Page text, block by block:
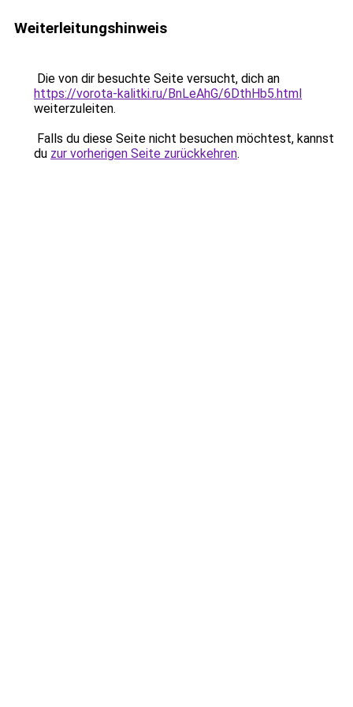
Weiterleitungshinweis
Die von dir besuchte Seite versucht, dich an
https://vorota-kalitki.ru/BnLeAhG/6DthHb5.html
weiterzuleiten.
Falls du diese Seite nicht besuchen möchtest, kannst
du zur vorherigen Seite zurückkehren.